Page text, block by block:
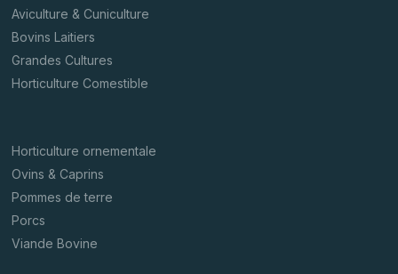
Aviculture & Cuniculture
Bovins Laitiers
Grandes Cultures
Horticulture Comestible
Horticulture ornementale
Ovins & Caprins
Pommes de terre
Porcs
Viande Bovine